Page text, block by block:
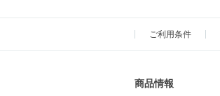
ご利用条件
商品情報